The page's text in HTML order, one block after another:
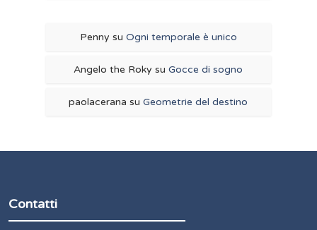
Penny su Ogni temporale è unico
Angelo the Roky suGocce di sogno
paolacerana suGeometrie del destino
Contatti